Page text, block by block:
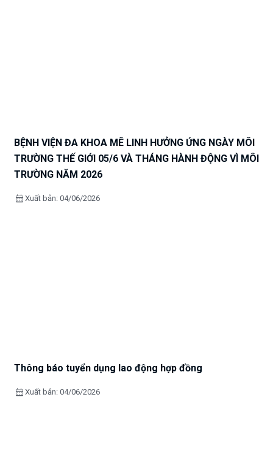
BỆNH VIỆN ĐA KHOA MÊ LINH HƯỞNG ỨNG NGÀY MÔI
TRƯỜNG THẾ GIỚI 05/6 VÀ THÁNG HÀNH ĐỘNG VÌ MÔI
TRƯỜNG NĂM 2026
calendar_month Xuất bản: 04/06/2026
Thông báo tuyển dụng lao động hợp đồng
calendar_month Xuất bản: 04/06/2026